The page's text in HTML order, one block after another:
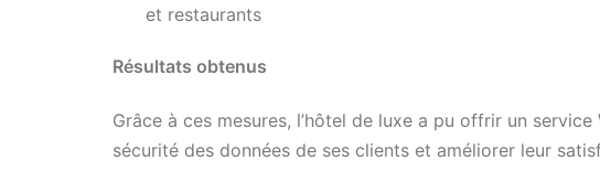
et restaurants
Résultats obtenus
Grâce à ces mesures, l’hôtel de luxe a pu offrir un
sécurité des données de ses clients et améliorer leur